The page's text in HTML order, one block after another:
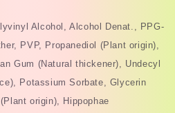
Alcohol, Alcohol Denat., PPG-
PVP, Propanediol (Plant origin),
Gum (Natural thickener), Undecyl
Potassium Sorbate, Glycerin
origin), Hippophae